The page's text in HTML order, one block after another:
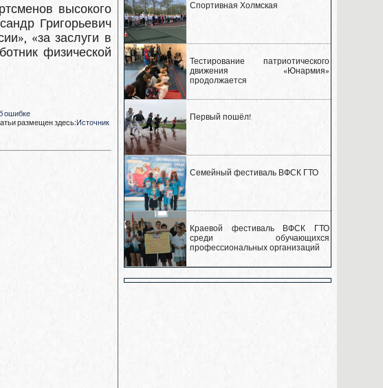
высокого
Григорьевич
«за заслуги в
физической
ошибке
размещен здесь:Источник
Спортивная Холмская
Тестирование патриотического
движения «Юнармия»
продолжается
Первый пошёл!
Семейный фестиваль ВФСК ГТО
Краевой фестиваль ВФСК ГТО
среди обучающихся
профессиональных организаций